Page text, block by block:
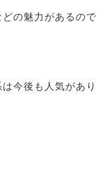
の魅力があるので
今後も人気があり